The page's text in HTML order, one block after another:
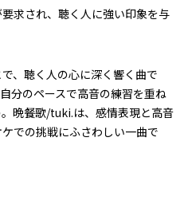
求され、聴く人に強い印象を与
、聴く人の心に深く響く曲で
分のペースで高音の練習を重ね
晩餐歌/tuki.は、感情表現と高音
での挑戦にふさわしい一曲で